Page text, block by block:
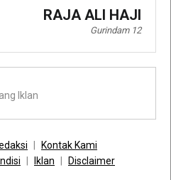
RAJA ALI HAJI
Gurindam 12
Iklan
Kontak Kami
Iklan
Disclaimer